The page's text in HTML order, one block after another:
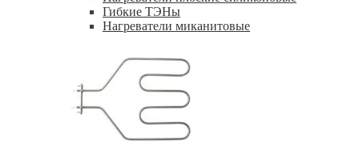
Гибкие ТЭНы
Нагреватели миканитовые